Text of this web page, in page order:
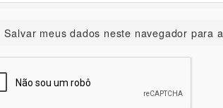
Salvar meus dados neste navegador para